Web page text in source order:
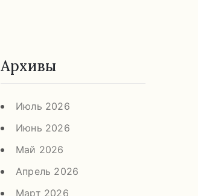
Архивы
Июль 2026
Июнь 2026
Май 2026
Апрель 2026
Март 2026